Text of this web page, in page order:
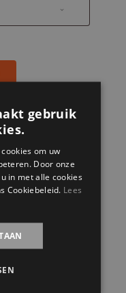
meubelen op
Tags:
,Steigerhout,
gebruik
om uw
Door onze
in met alle cookies
Cookiebeleid. Lees